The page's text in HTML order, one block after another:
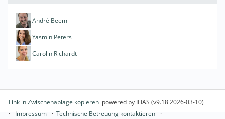
André Beem
Yasmin Peters
Carolin Richardt
Link in Zwischenablage kopieren powered by ILIAS (v9.18 2026-03-10)
Impressum
Technische Betreuung kontaktieren